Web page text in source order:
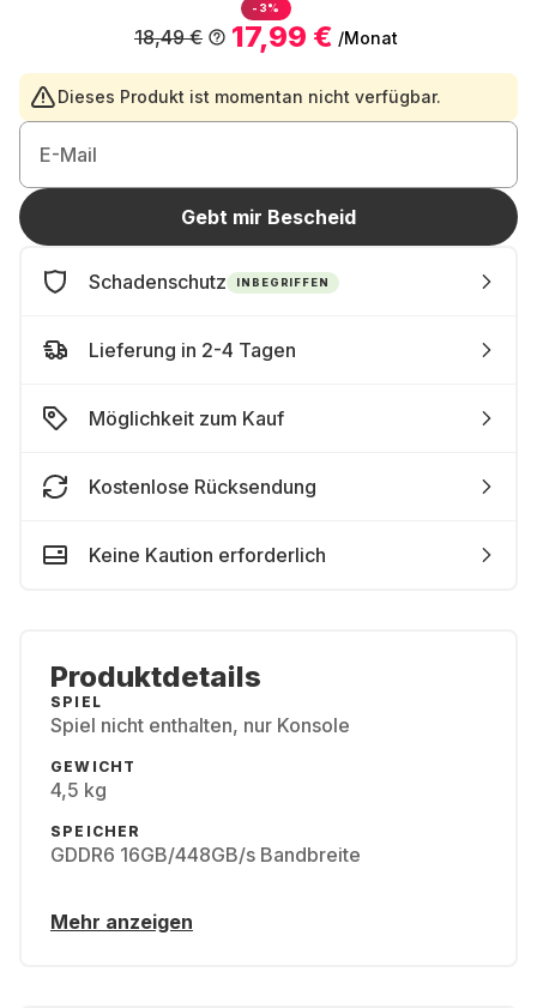
-3%
17,99 € /Monat
18,49 €
Dieses Produkt ist momentan nicht verfügbar.
E-Mail
Gebt mir Bescheid
Schadenschutz INBEGRIFFEN
Lieferung in 2-4 Tagen
Möglichkeit zum Kauf
Kostenlose Rücksendung
Keine Kaution erforderlich
Produktdetails
SPIEL
Spiel nicht enthalten, nur Konsole
GEWICHT
4,5 kg
SPEICHER
GDDR6 16GB/448GB/s Bandbreite
Mehr anzeigen